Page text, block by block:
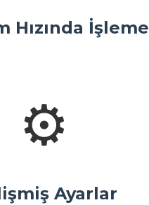
Hızında İşleme
⚙️
Ayarlar